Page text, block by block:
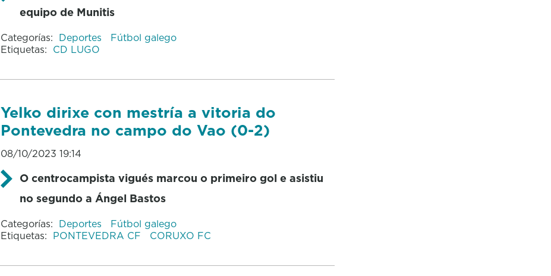
equipo de Munitis
Categorías: Deportes
Fútbol galego
Etiquetas: CD LUGO
Yelko dirixe con mestría a vitoria do
Pontevedra no campo do Vao (0-2)
08/10/2023 19:14
O centrocampista vigués marcou o primeiro gol e asistiu
no segundo a Ángel Bastos
Categorías: Deportes
Fútbol galego
Etiquetas: PONTEVEDRA CF CORUXO FC